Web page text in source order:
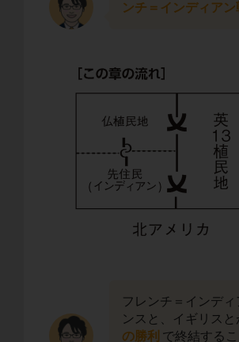
ンチ＝インディアン
フレンチ＝インデ
ンスと、イギリス
の勝利 で終結する